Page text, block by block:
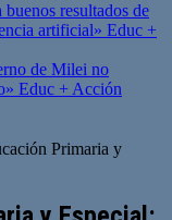
resultados de
artificial» Educ +
de Milei no
Educ + Acción
Primaria y